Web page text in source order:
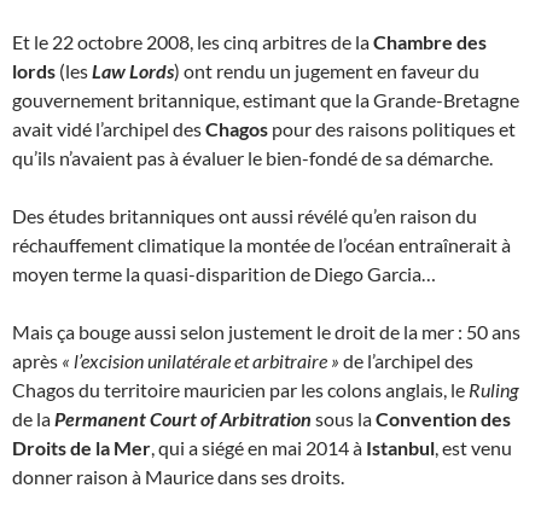
Et le 22 octobre 2008, les cinq arbitres de laChambre des
lords (lesLaw Lords) ont rendu un jugement en faveur du
gouvernement britannique, estimant que la Grande-Bretagne
avait vidé l’archipel desChagos pour des raisons politiques et
qu’ils n’avaient pas à évaluer le bien-fondé de sa démarche.
Des études britanniques ont aussi révélé qu’en raison du
réchauffement climatique la montée de l’océan entraînerait à
moyen terme la quasi-disparition de Diego Garcia…
Mais ça bouge aussi selon justement le droit de la mer : 50 ans
après « l’excision unilatérale et arbitraire » de l’archipel des
Chagos du territoire mauricien par les colons anglais, le Ruling
de laPermanent Court of Arbitration sous laConvention des
Droits de la Mer, qui a siégé en mai 2014 à Istanbul, est venu
donner raison à Maurice dans ses droits.